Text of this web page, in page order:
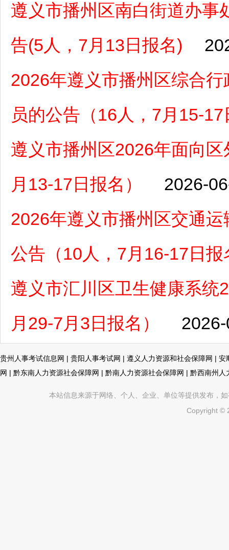
遵义市播州区南白街道办事
告(5人，7月13日报名)
2026年遵义市播州区综合
员的公告（16人，7月15-
遵义市播州区2026年面向
月13-17日报名）
2026-
2026年遵义市播州区交通
公告（10人，7月16-17日报
遵义市汇川区卫生健康系统
月29-7月3日报名）
贵州人事考试信息网 | 贵阳人事考试网 | 遵义人力资源和社会保障网 | 安
网 | 黔东南人力资源社会保障网 | 黔南人力资源社会保障网 | 黔西南州人
本站信息来源于网络、个人、企业、单位等提供发布，
Copyright ©